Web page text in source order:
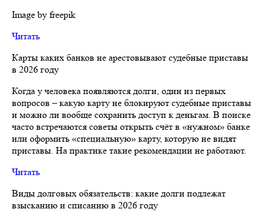
Image by freepik
Читать
Карты каких банков не арестовывают судебные приставы
в 2026 году
Когда у человека появляются долги, один из первых
вопросов – какую карту не блокируют судебные приставы
и можно ли вообще сохранить доступ к деньгам. В поиске
часто встречаются советы открыть счёт в «нужном» банке
или оформить «специальную» карту, которую не видят
приставы. На практике такие рекомендации не работают.
Читать
Виды долговых обязательств: какие долги подлежат
взысканию и списанию в 2026 году